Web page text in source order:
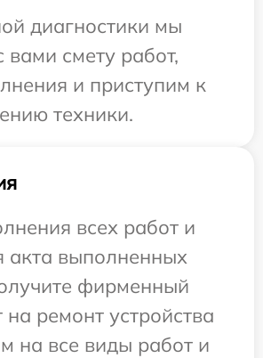
диагностики мы
вами смету работ,
и приступим к
техники.
всех работ и
акта выполненных
фирменный
ремонт устройства
на все виды работ и